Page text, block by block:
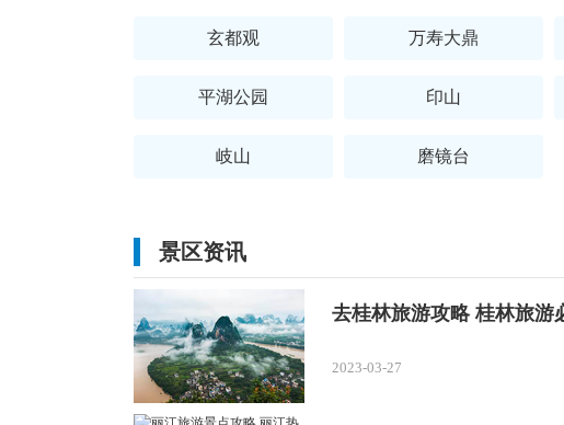
玄都观 万寿大鼎
平湖公园 印山
岐山 磨镜台
景区资讯
去桂林旅游攻略 桂林旅游
2023-03-27